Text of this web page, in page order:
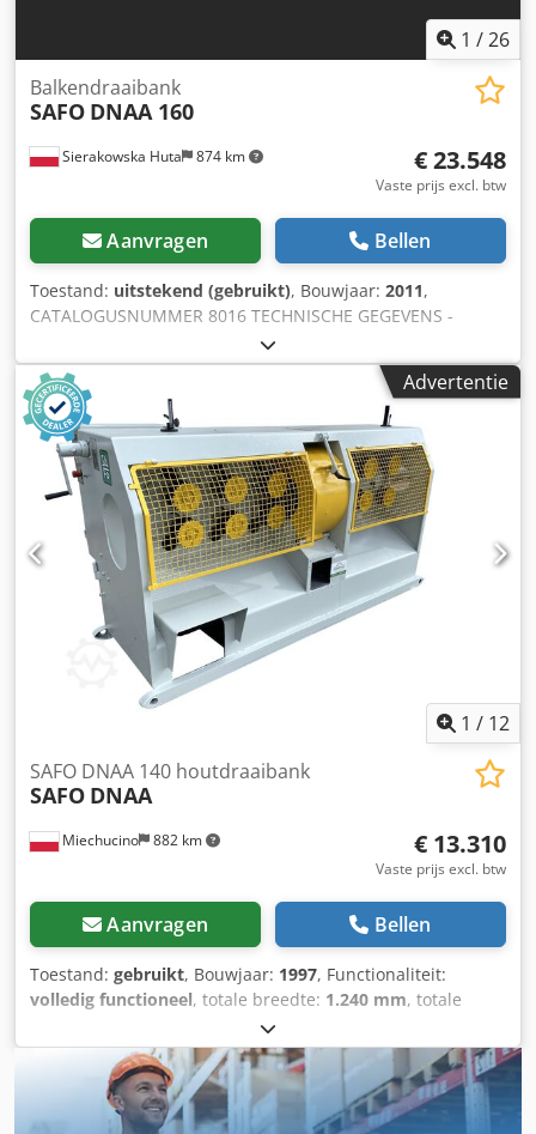
1 /26
Sierakowska Huta 874 km
Balkendraaibank
SAFO DNAA 160
€ 23.548
Vaste prijs excl. btw
Aanvragen Bellen
Toestand: uitstekend (gebruikt), Bouwjaar: 2011,
CATALOGUSNUMMER 8016 TECHNISCHE GEGEVENS -
bereik van de te bewerken deuveldiameters: 60-160mm -
maximale invoermateriaaldiameter: 210mm - minimale
invoermateriaallengte: 1000mm - maximale verspaning per
zijde: 30mm - gemonteerde huls met een diameter van
90mm - hoofdspilmotor van het mes: 22kW Dcedpfxezrui Ij
Apmok - traploze voedingssnelheidsregeling +
vooruit/achteruit op de frequentieomvormer -
voedingsmotor: 1,5kW Achtereenvolgens: - invoertrog - 6
getande trekrollen - 4-messen kop - 6 gladde trek-
uitoerrollen - compleet met 10 hulzen - afmetingen l/b/h:
2800x1300x2150mm - gewicht circa 2200kg VOORDELEN –
geproduceerd door het Poolse merk SAFO – documentatie
DTR+CE – compleet met hulzen – gebruikte draaibank, in
zeer goede staat Netto prijs: 98.900 PLN Netto prijs: 23.548
EUR afhankelijk van koers 4,20 EUR (Prijzen kunnen
Advertentie
1 / 12
Miechucino 882 km
SAFO DNAA 140 houtdraaibank
SAFO DNAA
€ 13.310
Vaste prijs excl. btw
Aanvragen Bellen
Toestand: gebruikt, Bouwjaar: 1997, Functionaliteit:
volledig functioneel, totale breedte: 1.240 mm, totale
, totale hoogte:
de invoermotor:1.500 W, totaalgewicht:1.600 kg,
werkbereik:140 mm, type ingangsstroom: driefasig,
ingangsspanning:400 V, - Poolse productie - productiejaar
1997 Dcodpfjv N Edbsx Apmjk - DTR -CE TECHNISCHE